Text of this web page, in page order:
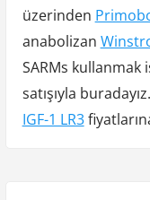
üzerinden
anabolizan
SARMs
satışıyla
IGF-1 LR3